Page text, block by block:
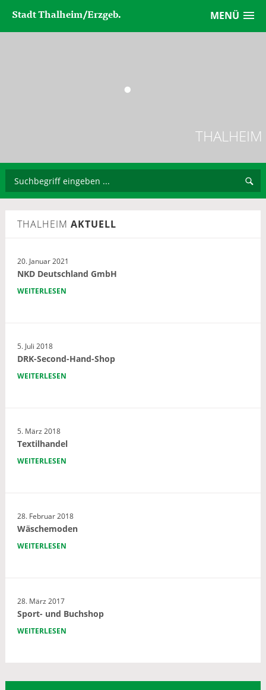
MENÜ
Stadt Thalheim/Erzgeb.
THALHEIM
THALHEIM AKTUELL
20. Januar 2021
NKD Deutschland GmbH
WEITERLESEN
5. Juli 2018
DRK-Second-Hand-Shop
WEITERLESEN
5. März 2018
Textilhandel
WEITERLESEN
28. Februar 2018
Wäschemoden
WEITERLESEN
28. März 2017
Sport- und Buchshop
WEITERLESEN